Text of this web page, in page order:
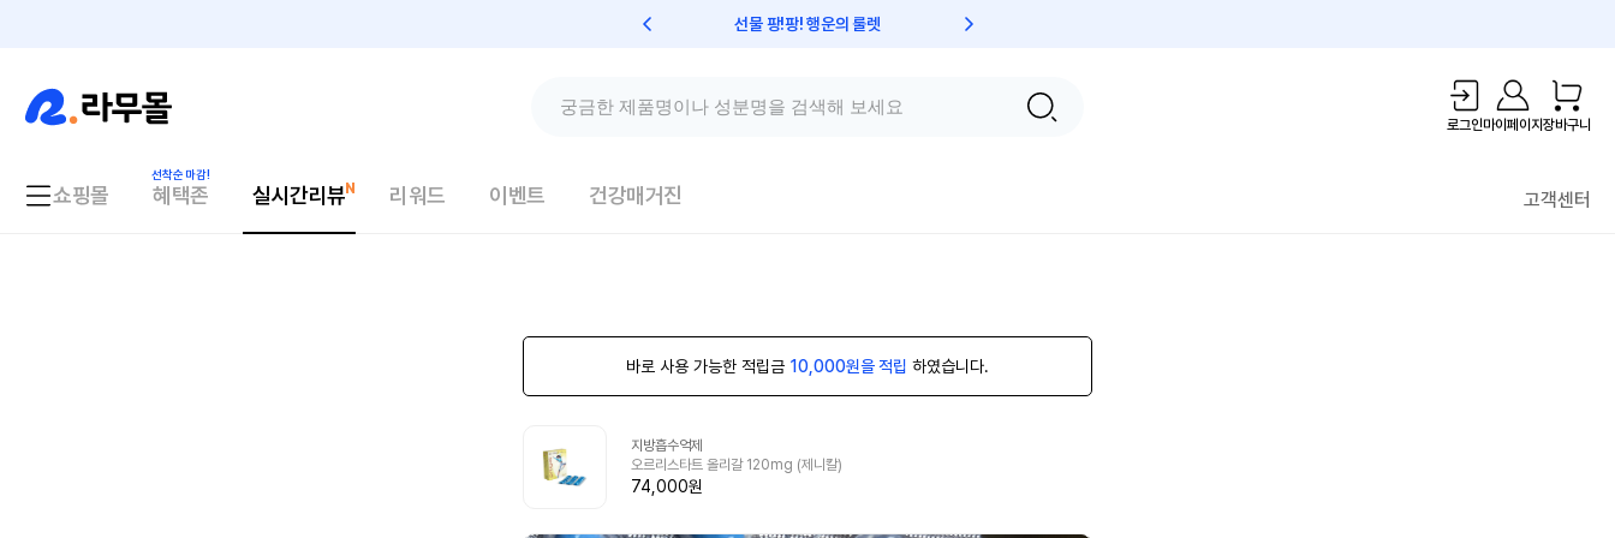
선물 팡!팡! 행운의 룰렛
로그인마이페이지장바구니
쇼핑몰 혜택존 실시간리뷰 리워드 이벤트 건강매거진 고객센터
바로 사용 가능한 적립금 10,000원을 적립 하였습니다.
지방흡수억제
오르리스타트 올리갈 120mg (제니칼)
74,000원